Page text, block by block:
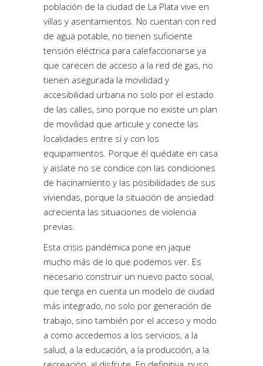
población de la ciudad de La Plata vive en
villas y asentamientos. No cuentan con red
de agua potable, no tienen suficiente
tensión eléctrica para calefaccionarse ya
que carecen de acceso a la red de gas, no
tienen asegurada la movilidad y
accesibilidad urbana no solo por el estado
de las calles, sino porque no existe un plan
de movilidad que articule y conecte las
localidades entre sí y con los
equipamientos. Porque él quédate en casa
y aislate no se condice con las condiciones
de hacinamiento y las posibilidades de sus
viviendas, porque la situación de ansiedad
acrecienta las situaciones de violencia
previas.
Esta crisis pandémica pone en jaque
mucho más de lo que podemos ver. Es
necesario construir un nuevo pacto social,
que tenga en cuenta un modelo de ciudad
más integrado, no solo por generación de
trabajo, sino también por el acceso y modo
a como accedemos a los servicios, a la
salud, a la educación, a la producción, a la